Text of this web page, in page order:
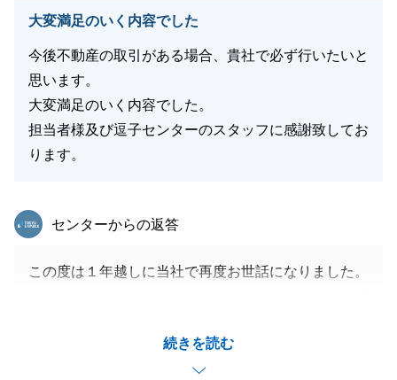
大変満足のいく内容でした
今後不動産の取引がある場合、貴社で必ず行いたいと
思います。
大変満足のいく内容でした。
担当者様及び逗子センターのスタッフに感謝致してお
ります。
続きを読む
東急リバブル
センターからの返答
この度は１年越しに当社で再度お世話になりました。
またなにかございましたらご連絡くださいませ。